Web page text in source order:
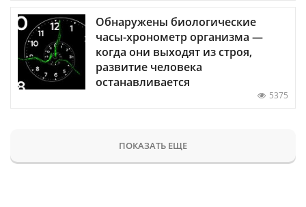
Обнаружены биологические
часы-хронометр организма —
когда они выходят из строя,
развитие человека
останавливается
5375
ПОКАЗАТЬ ЕЩЕ